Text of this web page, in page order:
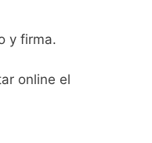
y firma.
online el